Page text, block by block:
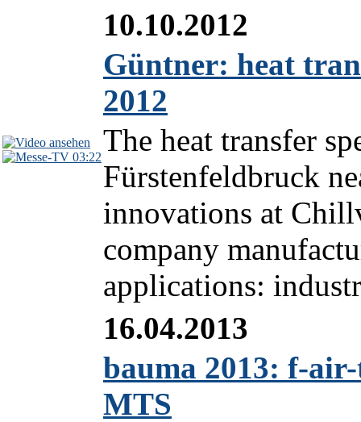
03:22
10.10.2012
Güntner: heat
2012
The heat transfer
Fürstenfeldbruck
innovations at
company
applications:
16.04.2013
bauma 2013: f-
MTS